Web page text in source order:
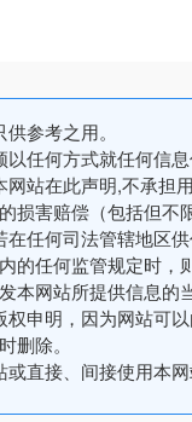
参考之用。
任何方式就任何信
站在此声明,不承担
损害赔偿（包括但
任何司法管辖地区
的任何监管规定时
本网站所提供信息的
申明，因为网站可
删除。
直接、间接使用本